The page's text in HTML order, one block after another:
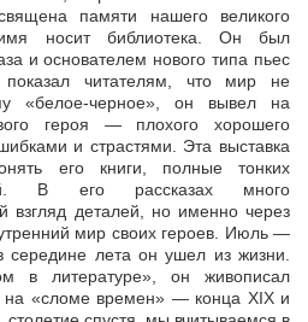
памяти нашего великого
имя носит библиотека. Он был
и основателем нового типа пьес
читателям, что мир не
«белое-черное», он вывел на
героя — плохого хорошего
и страстями. Эта выставка
его книги, полные тонких
В его рассказах много
взгляд деталей, но именно через
мир своих героев. Июль —
середине лета он ушел из жизни.
в литературе», он живописал
на «сломе времен» — конца XIX и